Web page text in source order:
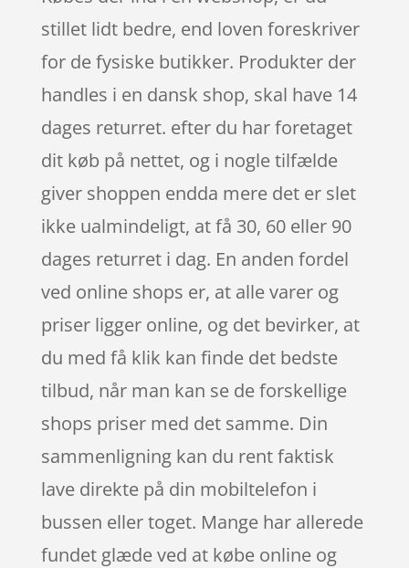
stillet lidt bedre, end loven foreskriver
for de fysiske butikker. Produkter der
handles i en dansk shop, skal have 14
dages returret. efter du har foretaget
dit køb på nettet, og i nogle tilfælde
giver shoppen endda mere det er slet
ikke ualmindeligt, at få 30, 60 eller 90
dages returret i dag. En anden fordel
ved online shops er, at alle varer og
priser ligger online, og det bevirker, at
du med få klik kan finde det bedste
tilbud, når man kan se de forskellige
shops priser med det samme. Din
sammenligning kan du rent faktisk
lave direkte på din mobiltelefon i
bussen eller toget. Mange har allerede
fundet glæde ved at købe online og